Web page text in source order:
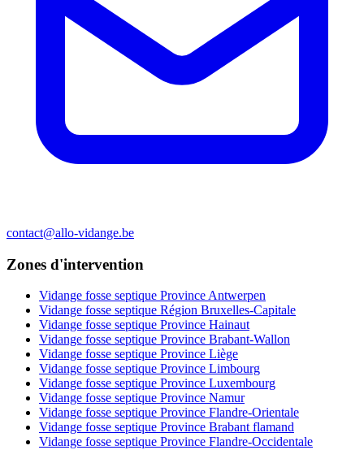
contact@allo-vidange.be
Zones d'intervention
Vidange fosse septique Province Antwerpen
Vidange fosse septique Région Bruxelles-Capitale
Vidange fosse septique Province Hainaut
Vidange fosse septique Province Brabant-Wallon
Vidange fosse septique Province Liège
Vidange fosse septique Province Limbourg
Vidange fosse septique Province Luxembourg
Vidange fosse septique Province Namur
Vidange fosse septique Province Flandre-Orientale
Vidange fosse septique Province Brabant flamand
Vidange fosse septique Province Flandre-Occidentale